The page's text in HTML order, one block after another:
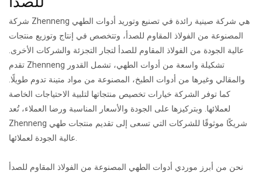
شركة Zhenneng هي شركة صينية رائدة في تصنيع وتوريد أدوات الطهي
المصنوعة من الفولاذ المقاوم للصدأ، وتتخصص في إنتاج وتوزيع منتجات
عالية الجودة من الفولاذ المقاوم للصدأ لتجار التجزئة والشركات الأخرى.
تقدم Zhenneng تشكيلة واسعة من أدوات الطهي، تشمل القدور
والمقالي وغيرها من أدوات الطبخ، المصنوعة من مواد متينة تدوم طويلًا.
كما توفر الشركة خيارات تخصيص منتجاتها لتلبية الاحتياجات الخاصة
لعملائها. وبتركيزها على الجودة والأسعار المناسبة ورضا العملاء، تُعد
Zhenneng شريكًا موثوقًا للشركات التي تسعى إلى تقديم منتجات طهي
عالية الجودة لعملائها.
نحن من أبرز موردي أدوات الطهي المصنوعة من الفولاذ المقاوم للصدأ